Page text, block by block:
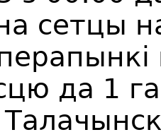
сетцы
да 1